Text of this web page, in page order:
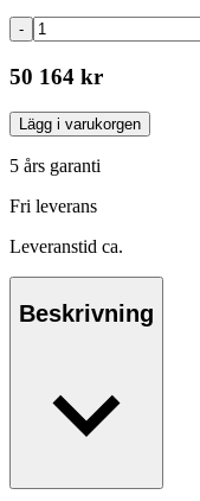
-
50 164 kr
Lägg i varukorgen
5 års garanti
Fri leverans
Leveranstid ca.
Beskrivning